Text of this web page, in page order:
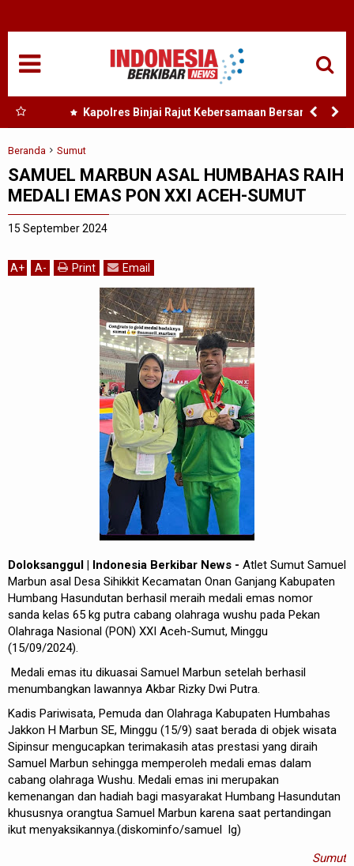
Kapolres Binjai Rajut Kebersamaan Bersama
Komunitas Ojek Online Kota Binjai
Beranda Sumut
SAMUEL MARBUN ASAL HUMBAHAS RAIH
MEDALI EMAS PON XXI ACEH-SUMUT
15 September 2024
A+ A- Print Email
Doloksanggul | Indonesia Berkibar News - Atlet Sumut Samuel
Marbun asal Desa Sihikkit Kecamatan Onan Ganjang Kabupaten
Humbang Hasundutan berhasil meraih medali emas nomor
sanda kelas 65 kg putra cabang olahraga wushu pada Pekan
Olahraga Nasional (PON) XXI Aceh-Sumut, Minggu
(15/09/2024).
Medali emas itu dikuasai Samuel Marbun setelah berhasil
menumbangkan lawannya Akbar Rizky Dwi Putra.
Kadis Pariwisata, Pemuda dan Olahraga Kabupaten Humbahas
Jakkon H Marbun SE, Minggu (15/9) saat berada di objek wisata
Sipinsur mengucapkan terimakasih atas prestasi yang diraih
Samuel Marbun sehingga memperoleh medali emas dalam
cabang olahraga Wushu. Medali emas ini merupakan
kemenangan dan hadiah bagi masyarakat Humbang Hasundutan
khususnya orangtua Samuel Marbun karena saat pertandingan
ikut menyaksikannya.(diskominfo/samuel lg)
Sumut
NASIONAL
SUMUT
TANJUNGBALAI
ACEH
EDUKASI